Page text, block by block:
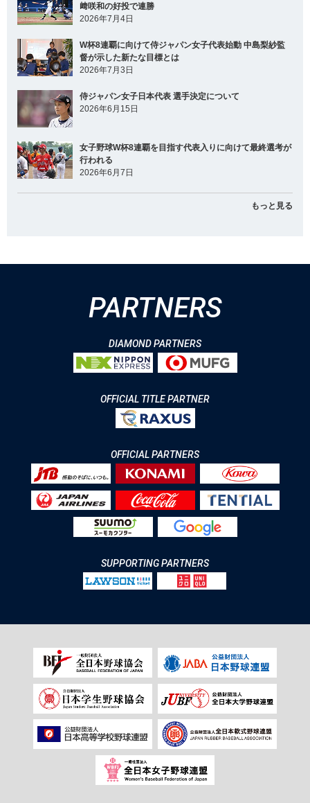
﨑咲和の好投で連勝
2026年7月4日
W杯8連覇に向けて侍ジャパン女子代表始動 中島梨紗監
督が示した新たな目標とは
2026年7月3日
侍ジャパン女子日本代表 選手決定について
2026年6月15日
女子野球W杯8連覇を目指す代表入りに向けて最終選考が
行われる
2026年6月7日
もっと見る
PARTNERS
DIAMOND PARTNERS
OFFICIAL TITLE PARTNER
OFFICIAL PARTNERS
SUPPORTING PARTNERS